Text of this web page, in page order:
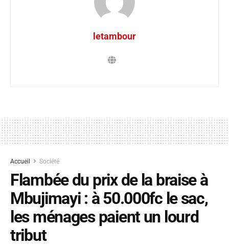
letambour
Accueil Société
Flambée du prix de la braise à
Mbujimayi : à 50.000fc le sac,
les ménages paient un lourd
tribut